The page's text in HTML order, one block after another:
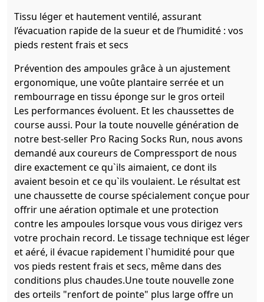
Tissu léger et hautement ventilé, assurant
l’évacuation rapide de la sueur et de l’humidité : vos
pieds restent frais et secs
Prévention des ampoules grâce à un ajustement
ergonomique, une voûte plantaire serrée et un
rembourrage en tissu éponge sur le gros orteil
Les performances évoluent. Et les chaussettes de
course aussi. Pour la toute nouvelle génération de
notre best-seller Pro Racing Socks Run, nous avons
demandé aux coureurs de Compressport de nous
dire exactement ce qu`ils aimaient, ce dont ils
avaient besoin et ce qu`ils voulaient. Le résultat est
une chaussette de course spécialement conçue pour
offrir une aération optimale et une protection
contre les ampoules lorsque vous vous dirigez vers
votre prochain record. Le tissage technique est léger
et aéré, il évacue rapidement l`humidité pour que
vos pieds restent frais et secs, même dans des
conditions plus chaudes.Une toute nouvelle zone
des orteils "renfort de pointe" plus large offre un